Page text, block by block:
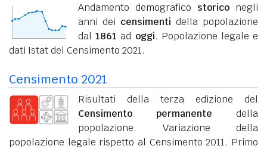
Andamento demografico storico negli
anni dei censimenti della popolazione
dal1861 ad oggi. Popolazione legale e
dati Istat del Censimento 2021.
Censimento 2021
Risultati della terza edizione del
Censimento permanente della
popolazione. Variazione della
popolazione legale rispetto al Censimento 2011. Primo